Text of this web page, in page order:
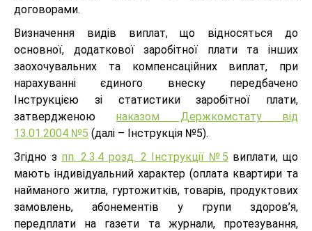
договорами.
Визначення видів виплат, що відносяться до
основної, додаткової заробітної плати та інших
заохочувальних та компенсаційних виплат, при
нарахуванні єдиного внеску передбачено
Інструкцією зі статистики заробітної плати,
затвердженою наказом Держкомстату від
13.01.2004 №5 (далі – Інструкція №5).
Згідно з пп. 2.3.4 розд. 2 Інструкції №5 виплати, що
мають індивідуальний характер (оплата квартири та
найманого житла, гуртожитків, товарів, продуктових
замовлень, абонементів у групи здоров’я,
передплати на газети та журнали, протезування,